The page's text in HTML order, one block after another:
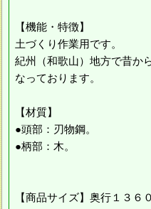
【機能・特徴】
土づくり作業用です。
紀州（和歌山）地方で昔か
なっております。
【材質】
●頭部：刃物鋼。
●柄部：木。
【商品サイズ】奥行１３６